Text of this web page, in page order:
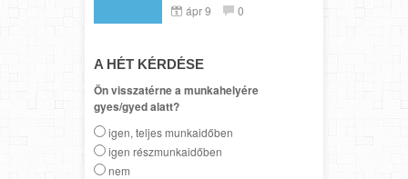
ápr 9 0
A HÉT KÉRDÉSE
Ön visszatérne a munkahelyére
gyes/gyed alatt?
igen, teljes munkaidőben
igen részmunkaidőben
nem